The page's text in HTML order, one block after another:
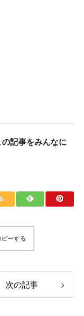
記事をみんなに
ーする
次の記事